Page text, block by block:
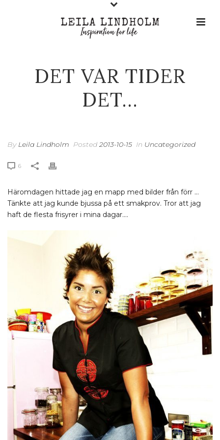
DET VAR TIDER
DET…
By Leila Lindholm Posted 2013-10-15 In Uncategorized
6
Häromdagen hittade jag en mapp med bilder från förr …
Tänkte att jag kunde bjussa på ett smakprov. Tror att jag
haft de flesta frisyrer i mina dagar….